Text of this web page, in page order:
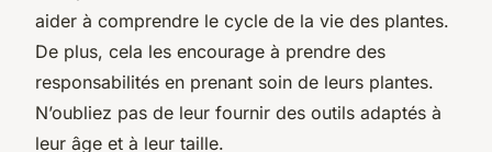
aider à comprendre le cycle de la vie des plantes.
De plus, cela les encourage à prendre des
responsabilités en prenant soin de leurs plantes.
N’oubliez pas de leur fournir des outils adaptés à
leur âge et à leur taille.